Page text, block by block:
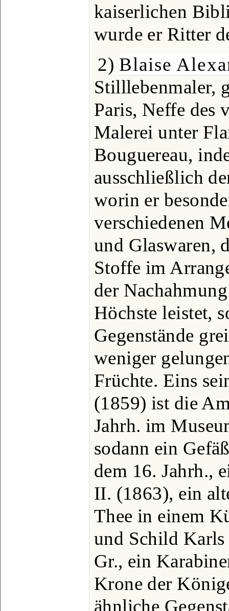
kaiserlichen
wurde er Ritter
2) Blaise
Stilllebenmaler,
Paris, Neffe des
Malerei unter
Bouguereau,
ausschließlich
worin er
verschiedenen
und Glaswaren,
Stoffe im
der
Höchste leistet,
Gegenstände
weniger
Früchte. Eins
(1859) ist die
Jahrh. im
sodann ein
dem 16. Jahrh.,
II. (1863), ein
Thee in einem
und Schild
Gr., ein
Krone der
ähnliche